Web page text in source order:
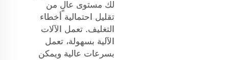
لك مستوى عالٍ من
تقليل احتمالية أخطاء
التغليف. تعمل الآلات
الآلية بسهولة، تعمل
بسرعات عالية ويمكن